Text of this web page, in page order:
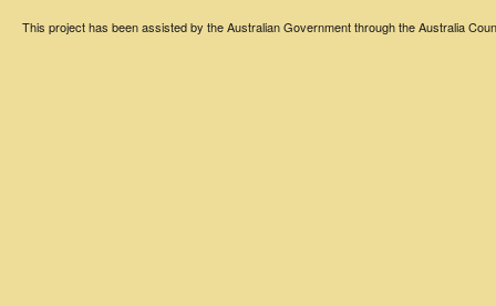
This project has been assisted by the Australian Government through the Australia